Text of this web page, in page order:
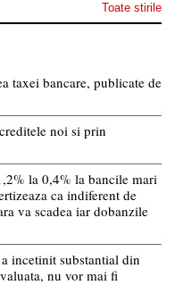
Toate stirile
taxei bancare, publicate de
noi si prin
la 0,4% la bancile mari
ca indiferent de
va scadea iar dobanzile
incetinit substantial din
nu vor mai fi